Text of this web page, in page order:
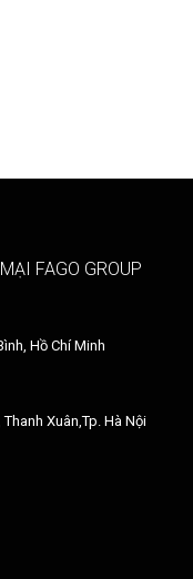
FAGO GROUP
Hồ Chí Minh
Xuân,Tp. Hà Nội